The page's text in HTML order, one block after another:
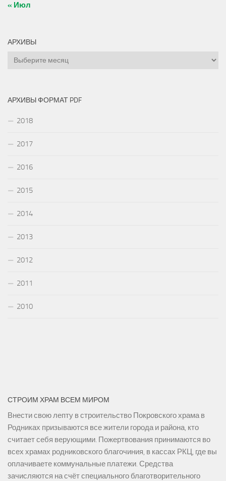
« Июл
АРХИВЫ
Архивы
АРХИВЫ ФОРМАТ PDF
2018
2017
2016
2015
2014
2013
2012
2011
2010
СТРОИМ ХРАМ ВСЕМ МИРОМ
Внести свою лепту в строительство Покровского храма в
Родниках призываются все жители города и района, кто
считает себя верующими. Пожертвования принимаются во
всех храмах родниковского благочиния, в кассах РКЦ, где вы
оплачиваете коммунальные платежи. Средства
зачисляются на счёт специального благотворительного